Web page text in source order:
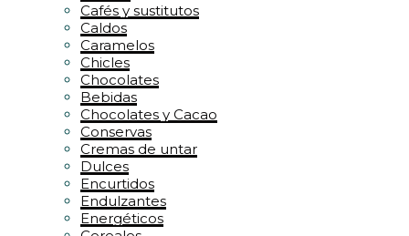
Cafés y sustitutos
Caldos
Caramelos
Chicles
Chocolates
Bebidas
Chocolates y Cacao
Conservas
Cremas de untar
Dulces
Encurtidos
Endulzantes
Energéticos